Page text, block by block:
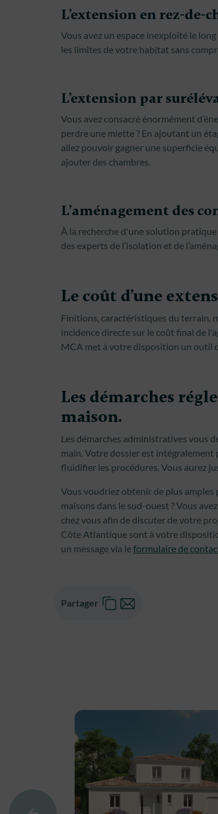
L’extension en rez-de-
Vous avez un espace inexploité le
les limites de votre habitat sans
L’extension par
Vous avez consacré énormément
perdre une miette ? En ajoutant un
allez pouvoir gagner une superficie
ajouter des chambres.
L’aménagement des
À la recherche d'une solution pratique
des experts de l’isolation et de
Le coût d’une
Finitions, caractéristiques du terrain,
incidence directe sur le coût final de
MCA met à votre disposition un outil
Les démarches
maison.
Les démarches administratives vous
main. Votre dossier est
fluidifier les procédures. Vous aurez
Vous voudriez obtenir de plus
maisons dans le sud-ouest ? Vous
chez vous afin de discuter de votre
Côte Atlantique sont à votre
un message via leformulaire de
Partager